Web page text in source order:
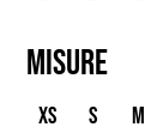
Misure
XS S M